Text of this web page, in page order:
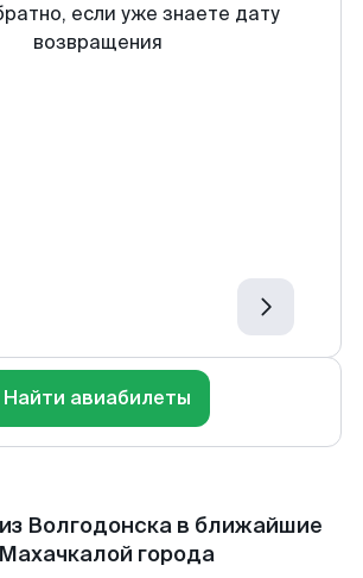
если уже знаете дату
возвращения
Найти авиабилеты
Волгодонска в ближайшие
города